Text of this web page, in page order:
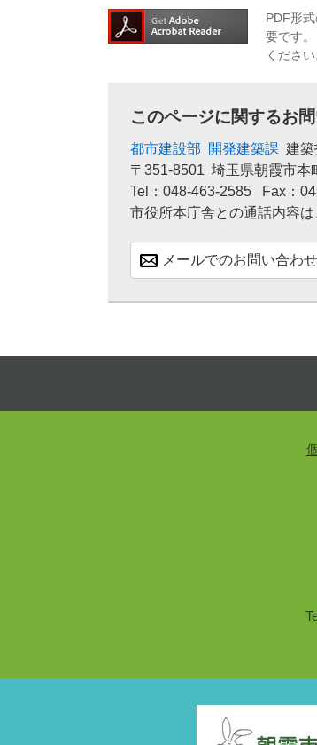
PDF形
要です。
ください
このページに関するお
都市建設部 開発建築課 建
〒351-8501 埼玉県朝霞市本
Tel：048-463-2585
Fax：
市役所本庁舎との通話内容
メールでのお問い合わ